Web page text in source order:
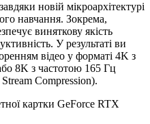
новій мікроархітектурі
навчання. Зокрема,
виняткову якість
У результаті ви
відео у форматі 4K з
8K з частотою 165 Гц
Compression).
картки GeForce RTX